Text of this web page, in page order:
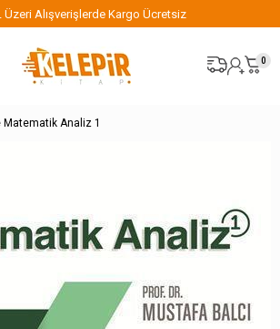
Üzeri Alışverişlerde Kargo Ücretsiz
0
Matematik Analiz 1